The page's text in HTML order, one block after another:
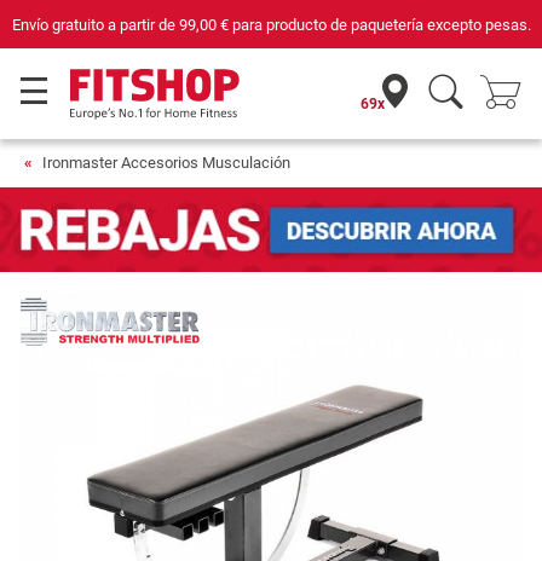
Envío gratuito a partir de 99,00 €para producto de paquetería excepto pesas.
69x
Ironmaster Accesorios Musculación